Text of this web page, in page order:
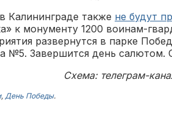
Калининграде также не будут
к монументу 1200 воинам-
развернутся в парке
№5. Завершится день салютом.
Схема: телеграм-
, День Победы.